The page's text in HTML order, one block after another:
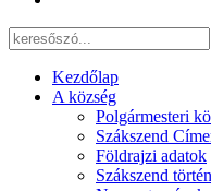
Kezdőlap
A község
Polgármesteri
Szákszend
Földrajzi adatok
Szákszend